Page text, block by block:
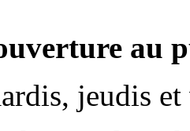
au
jeudis et